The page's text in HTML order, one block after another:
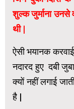
शुल्क जुर्माना उनसे
थी |
ऐसी भयानक
नदारद हुए दबी
क्यों नहीं लगाई
है |